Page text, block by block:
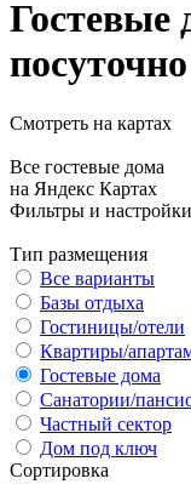
Гостевые
посуточно
Смотреть на картах
Все гостевые дома
на Яндекс Картах
Фильтры и настройки
Тип размещения
Все варианты
Базы отдыха
Гостиницы/отели
Квартиры/
Гостевые дома
Санатории/
Частный сектор
Дом под ключ
Сортировка